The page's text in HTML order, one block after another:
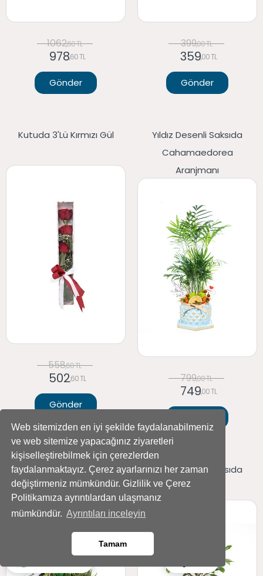
Web sitemizden en iyi şekilde faydalanabilmeniz
ve web sitemize yapacağınız ziyaretleri
kişiselleştirebilmek için çerezlerden
faydalanmaktayız. Çerez ayarlarınızı her zaman
değiştirmeniz mümkündür. Gizlilik ve Çerez
Politikamıza ayrıntılardan ulaşmanız
mümkündür. Ayrıntıları inceleyin
Tamam
1062,60 TL
978,60 TL
Gönder
399,00 TL
359,00 TL
Gönder
Kutuda 3'lü Kırmızı Gül
558,60 TL
502,60 TL
Gönder
Yıldız Desenli Saksıda
Cahamaedorea
Aranjmanı
799,00 TL
749,00 TL
Yıldız Desenli Saksıda
Sukulent Aranjmanı
Yıldız Desenli Saksıda
Mini Bonsai